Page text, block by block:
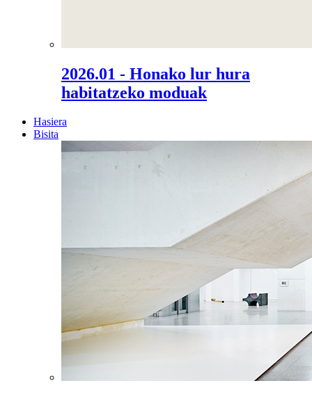
2026.01 - Honako lur hura
habitatzeko moduak
Hasiera
Bisita